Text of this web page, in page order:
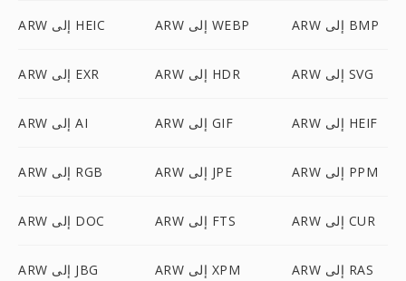
ARW إلى HEIC ARW إلى WEBP ARW إلى BMP
ARW إلى EXR ARW إلى HDR ARW إلى SVG
ARW إلى AI ARW إلى GIF ARW إلى HEIF
ARW إلى RGB ARW إلى JPE ARW إلى PPM
ARW إلى DOC ARW إلى FTS ARW إلى CUR
ARW إلى JBG ARW إلى XPM ARW إلى RAS